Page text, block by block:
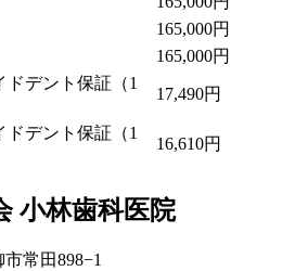
165,000円
165,000円
ドデント保証（1
17,490円
ドデント保証（1
16,610円
小林歯科医院
常田898−1